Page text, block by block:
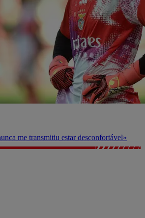
me transmitiu estar desconfortável»